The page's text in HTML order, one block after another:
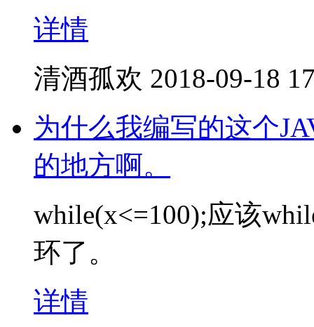
详情
清酒孤欢 2018-09-18
为什么我编写的这个
的地方啊。
while(x<=100);应该
环了。
详情